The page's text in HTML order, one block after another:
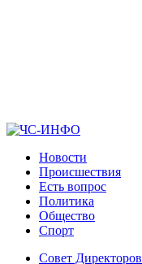
Новости
Происшествия
Есть вопрос
Политика
Общество
Спорт
Совет Директоров